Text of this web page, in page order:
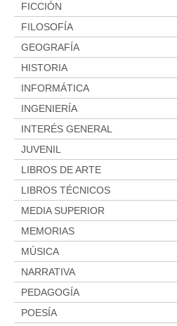
FICCIÓN
FILOSOFÍA
GEOGRAFÍA
HISTORIA
INFORMÁTICA
INGENIERÍA
INTERÉS GENERAL
JUVENIL
LIBROS DE ARTE
LIBROS TÉCNICOS
MEDIA SUPERIOR
MEMORIAS
MÚSICA
NARRATIVA
PEDAGOGÍA
POESÍA